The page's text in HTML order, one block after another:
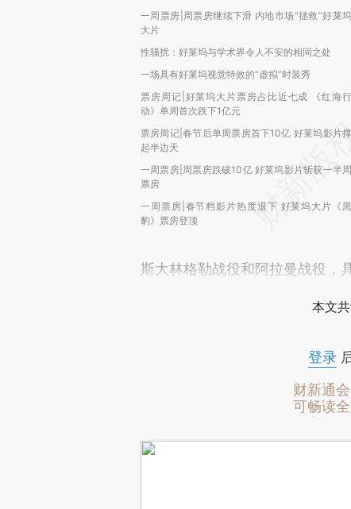
一周票房|周票房继续下滑 内地市场“拯救”好莱坞
大片
性骚扰：好莱坞与学术界令人不安的相同之处
一场具有好莱坞视觉特效的“虚拟”时装秀
票房周记|好莱坞大片票房占比近七成 《红海行
动》单周首次跌下1亿元
票房周记|春节后单周票房首下10亿 好莱坞影片撑
起半边天
一周票房|周票房跌破10亿 好莱坞影片斩获一半周
票房
一周票房|春节档影片热度退下 好莱坞大片《黑
豹》票房登顶
斯大林格勒战役和阿拉曼战役，
本文
登录
财新通
可畅读